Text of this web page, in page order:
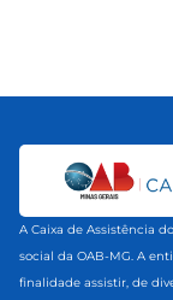
A Caixa de Assistência
social da OAB-MG. A
finalidade assistir, de